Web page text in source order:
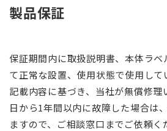
製品保証
保証期間内に取扱説明書、本体ラベ
て正常な設置、使用状態で使用して
記載内容に基づき、当社が無償修理
日から1年間以内に故障した場合は
ますので、ご相談窓口までご依頼く